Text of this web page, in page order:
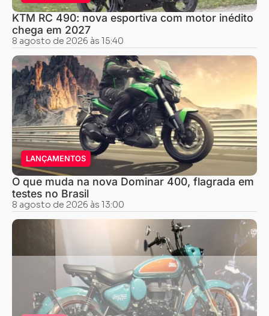
KTM RC 490: nova esportiva com motor inédito
chega em 2027
8 agosto de 2026 às 15:40
LANÇAMENTOS
O que muda na nova Dominar 400, flagrada em
testes no Brasil
8 agosto de 2026 às 13:00